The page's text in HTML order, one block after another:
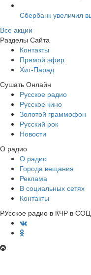
Сбербанк увеличил
Все акции
Разделы Сайта
Контакты
Прямой эфир
Хит-Парад
Сушать Онлайн
Русское радио
Русское кино
Золотой граммофон
Русский рок
Новости
О радио
О радио
Города вещания
Реклама
В социальных сетях
Контакты
РУсское радио в КЧР в